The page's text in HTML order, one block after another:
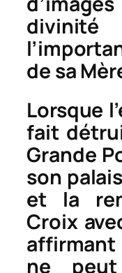
divinité
de sa
Lorsque
fait
Grande
son
et la
Croix
affirmant
ne